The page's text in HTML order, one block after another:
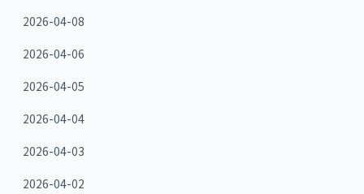
2026-04-08
2026-04-06
2026-04-05
2026-04-04
2026-04-03
2026-04-02